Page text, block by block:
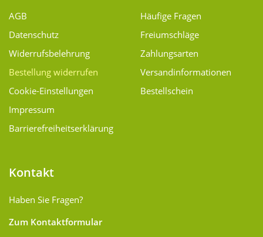
AGB
Datenschutz
Widerrufsbelehrung
Bestellung widerrufen
Cookie-Einstellungen
Impressum
Barrierefreiheitserklärung
Häufige Fragen
Freiumschläge
Zahlungsarten
Versand­informationen
Bestellschein
Kontakt
Haben Sie Fragen?
Zum Kontaktformular